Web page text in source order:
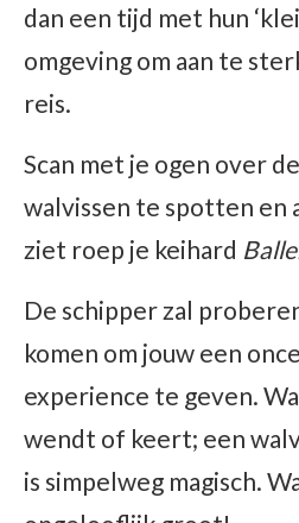
dan een tijd met hun
omgeving om aan te
reis.
Scan met je ogen over
walvissen te spotten en
ziet roep je keihard
De schipper zal
komen om jouw een
experience te geven.
wendt of keert; een
is simpelweg magisch.